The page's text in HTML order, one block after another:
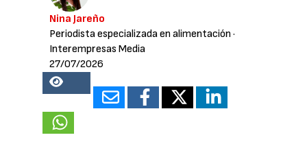
Nina Jareño
Periodista especializada en alimentación ·
Interempresas Media
27/07/2026
15480